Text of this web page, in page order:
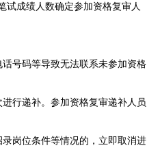
试成绩人数确定参加资格复审人
号码等导致无法联系未参加资格
行递补。参加资格复审递补人员
岗位条件等情况的，立即取消进